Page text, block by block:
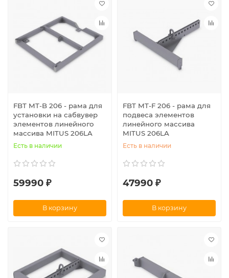
FBT MT-B 206 - рама для
установки на сабвувер
элементов линейного
массива MITUS 206LA
Есть в наличии
59990 ₽
В корзину
FBT MT-F 206 - рама для
подвеса элементов
линейного массива
MITUS 206LA
Есть в наличии
47990 ₽
В корзину